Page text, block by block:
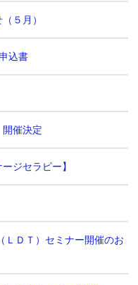
５月）
込書
催決定
ジセラピー】
ＬＤＴ）セミナー開催のお